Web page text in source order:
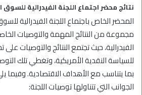
نتائج محضر اجتماع اللجنة الفيدرالية
المحضر الخاص باجتماع اللجنة الفيدرالية
مجموعة من النتائج المهمة والتوصيات
الفيدرالية، حيث تجتمع النتائج والتوصيات
للسياسة النقدية الأمريكية، وتغطي تلك
بما يتناسب مع الأهداف الاقتصادية.
الجوانب التي تتناولها توصيات اللجنة: